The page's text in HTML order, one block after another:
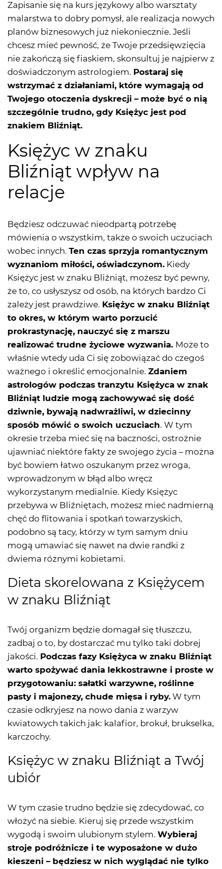
Zapisanie się na kurs językowy albo warsztaty
malarstwa to dobry pomysł, ale realizacja nowych
planów biznesowych już niekoniecznie. Jeśli
chcesz mieć pewność, że Twoje przedsięwzięcia
nie zakończą się fiaskiem, skonsultuj je najpierw z
doświadczonym astrologiem. Postaraj się
wstrzymać z działaniami, które wymagają od
Twojego otoczenia dyskrecji – może być o nią
szczególnie trudno, gdy Księżyc jest pod
znakiem Bliźniąt.
Księżyc w znaku
Bliźniąt wpływ na
relacje
Będziesz odczuwać nieodpartą potrzebę
mówienia o wszystkim, także o swoich uczuciach
wobec innych. Ten czas sprzyja romantycznym
wyznaniom miłości, oświadczynom. Kiedy
Księżyc jest w znaku Bliźniąt, możesz być pewny,
że to, co usłyszysz od osób, na których bardzo Ci
zależy jest prawdziwe. Księżyc w znaku Bliźniąt
to okres, w którym warto porzucić
prokrastynację, nauczyć się z marszu
realizować trudne życiowe wyzwania. Może to
właśnie wtedy uda Ci się zobowiązać do czegoś
ważnego i określić emocjonalnie. Zdaniem
astrologów podczas tranzytu Księżyca w znak
Bliźniąt ludzie mogą zachowywać się dość
dziwnie, bywają nadwrażliwi, w dziecinny
sposób mówić o swoich uczuciach. W tym
okresie trzeba mieć się na baczności, ostrożnie
ujawniać niektóre fakty ze swojego życia – można
być bowiem łatwo oszukanym przez wroga,
wprowadzonym w błąd albo wręcz
wykorzystanym medialnie. Kiedy Księżyc
przebywa w Bliźniętach, możesz mieć nadmierną
chęć do flitowania i spotkań towarzyskich,
podobno są tacy, którzy w tym samym dniu
mogą umawiać się nawet na dwie randki z
dwiema różnymi kobietami.
Dieta skorelowana z Księżycem
w znaku Bliźniąt
Twój organizm będzie domagał się tłuszczu,
zadbaj o to, by dostarczać mu tylko taki dobrej
jakości. Podczas fazy Księżyca w znaku Bliźniąt
warto spożywać dania lekkostrawne i proste w
przygotowaniu: sałatki warzywne, roślinne
pasty i majonezy, chude mięsa i ryby. W tym
czasie odkryjesz na nowo dania z warzyw
kwiatowych takich jak: kalafior, brokuł, brukselka,
karczochy.
Księżyc w znaku Bliźniąt a Twój
ubiór
W tym czasie trudno będzie się zdecydować, co
włożyć na siebie. Kieruj się przede wszystkim
wygodą i swoim ulubionym stylem. Wybieraj
stroje podróżnicze i te wyposażone w dużo
kieszeni – będziesz w nich wyglądać nie tylko